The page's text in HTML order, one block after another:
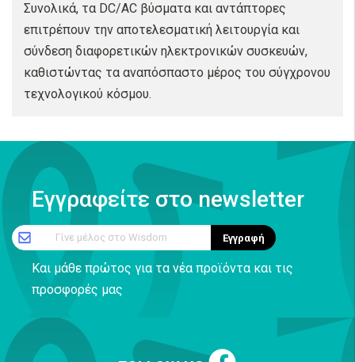
Συνολικά, τα DC/AC βύσματα και αντάπτορες
επιτρέπουν την αποτελεσματική λειτουργία και
σύνδεση διαφορετικών ηλεκτρονικών συσκευών,
καθιστώντας τα αναπόσπαστο μέρος του σύγχρονου
τεχνολογικού κόσμου.
Εγγραφείτε στο newsletter
Γίνε μέλος στο Wisdom Εγγραφή
Και μάθε πρώτος για τα νέα προϊόντα και τις
προσφορές μας